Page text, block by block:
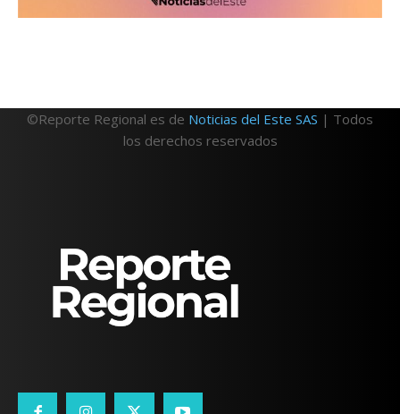
©Reporte Regional es de Noticias del Este SAS | Todos
los derechos reservados